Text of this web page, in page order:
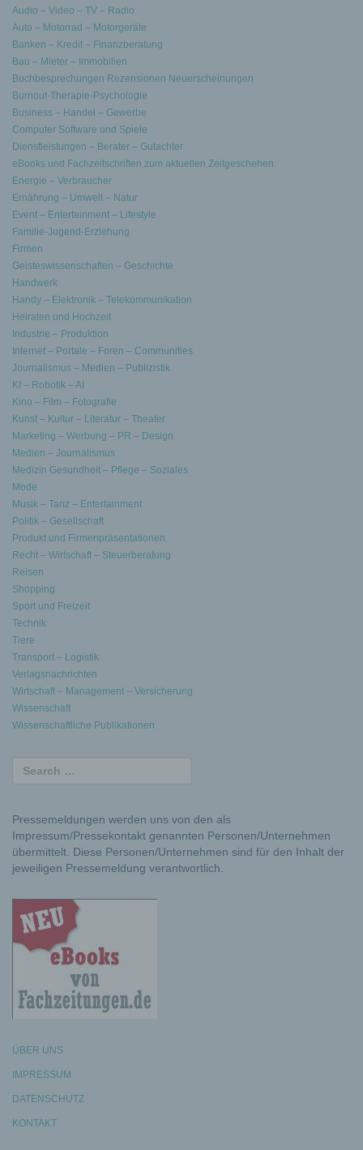
Audio – Video – TV – Radio
Auto – Motorrad – Motorgeräte
Banken – Kredit – Finanzberatung
Bau – Mieter – Immobilien
Buchbesprechungen Rezensionen Neuerscheinungen
Burnout-Therapie-Psychologie
Business – Handel – Gewerbe
Computer Software und Spiele
Dienstleistungen – Berater – Gutachter
eBooks und Fachzeitschriften zum aktuellen Zeitgeschehen
Energie – Verbraucher
Ernährung – Umwelt – Natur
Event – Entertainment – Lifestyle
Familie-Jugend-Erziehung
Firmen
Geisteswissenschaften – Geschichte
Handwerk
Handy – Elektronik – Telekommunikation
Heiraten und Hochzeit
Industrie – Produktion
Internet – Portale – Foren – Communities
Journalismus – Medien – Publizistik
KI – Robotik – AI
Kino – Film – Fotografie
Kunst – Kultur – Literatur – Theater
Marketing – Werbung – PR – Design
Medien – Journalismus
Medizin Gesundheit – Pflege – Soziales
Mode
Musik – Tanz – Entertainment
Politik – Gesellschaft
Produkt und Firmenpräsentationen
Recht – Wirtschaft – Steuerberatung
Reisen
Shopping
Sport und Freizeit
Technik
Tiere
Transport – Logistik
Verlagsnachrichten
Wirtschaft – Management – Versicherung
Wissenschaft
Wissenschaftliche Publikationen
Pressemeldungen werden uns von den als
Impressum/Pressekontakt genannten Personen/Unternehmen
übermittelt. Diese Personen/Unternehmen sind für den Inhalt der
jeweiligen Pressemeldung verantwortlich.
ÜBER UNS
IMPRESSUM
DATENSCHUTZ
KONTAKT